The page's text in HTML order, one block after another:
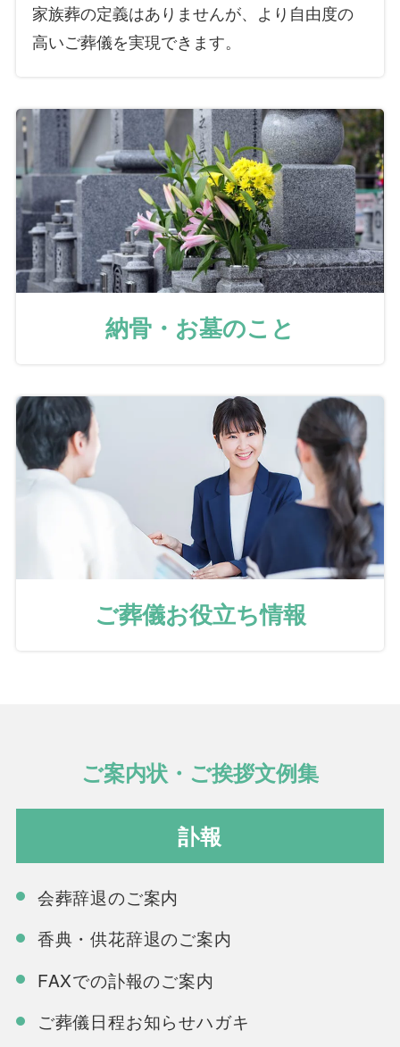
家族葬の定義はありませんが、より自由度の
高いご葬儀を実現できます。
納骨・お墓のこと
ご葬儀お役立ち情報
ご案内状・ご挨拶文例集
訃報
会葬辞退のご案内
香典・供花辞退のご案内
FAXでの訃報のご案内
ご葬儀日程お知らせハガキ